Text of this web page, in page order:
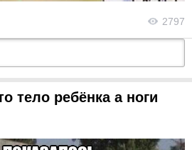
2797
тело ребёнка а ноги